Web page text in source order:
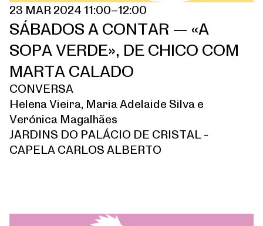
23 MAR 2024 11:00–12:00
SÁBADOS A CONTAR — «A
SOPA VERDE», DE CHICO COM
MARTA CALADO
CONVERSA
Helena Vieira, Maria Adelaide Silva e
Verónica Magalhães
JARDINS DO PALÁCIO DE CRISTAL -
CAPELA CARLOS ALBERTO